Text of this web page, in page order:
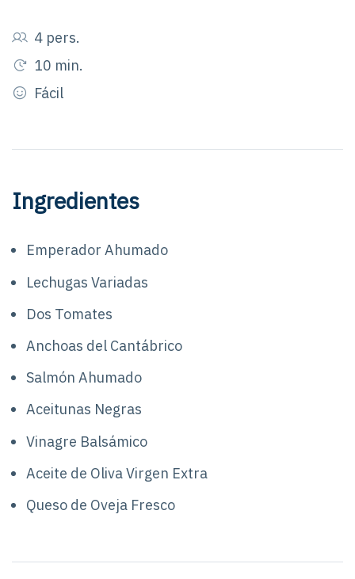
4 pers.
10 min.
Fácil
Ingredientes
Emperador Ahumado
Lechugas Variadas
Dos Tomates
Anchoas del Cantábrico
Salmón Ahumado
Aceitunas Negras
Vinagre Balsámico
Aceite de Oliva Virgen Extra
Queso de Oveja Fresco